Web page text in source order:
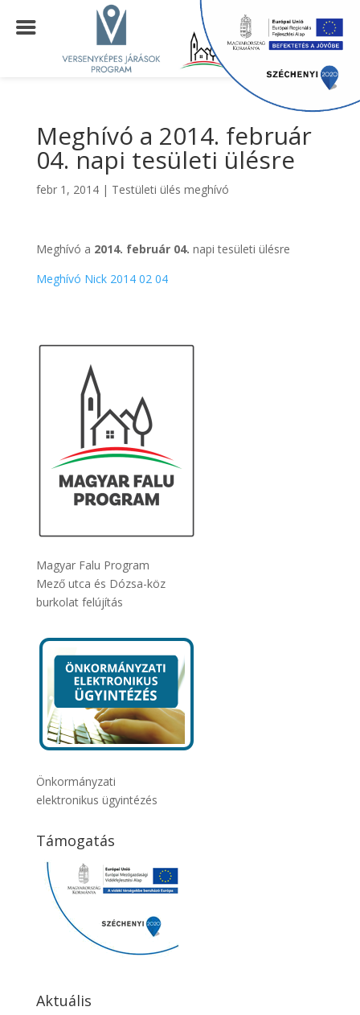
Meghívó a 2014. február
04. napi tesületi ülésre
febr 1, 2014| Testületi ülés meghívó
Meghívó a 2014. február 04. napi tesületi ülésre
Meghívó Nick 2014 02 04
Magyar Falu Program
Mező utca és Dózsa-köz
burkolat felújítás
Önkormányzati
elektronikus ügyintézés
Támogatás
Aktuális